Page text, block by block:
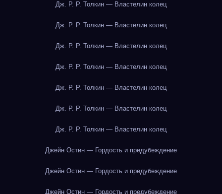
Дж. Р. Р. Толкин — Властелин колец
Дж. Р. Р. Толкин — Властелин колец
Дж. Р. Р. Толкин — Властелин колец
Дж. Р. Р. Толкин — Властелин колец
Дж. Р. Р. Толкин — Властелин колец
Дж. Р. Р. Толкин — Властелин колец
Дж. Р. Р. Толкин — Властелин колец
Джейн Остин — Гордость и предубеждение
Джейн Остин — Гордость и предубеждение
Джейн Остин — Гордость и предубеждение